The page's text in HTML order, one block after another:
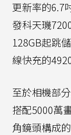
更新率的6.7
發科天璣
128GB起跳
線快充的
至於相機部
搭配5000萬
角鏡頭構成